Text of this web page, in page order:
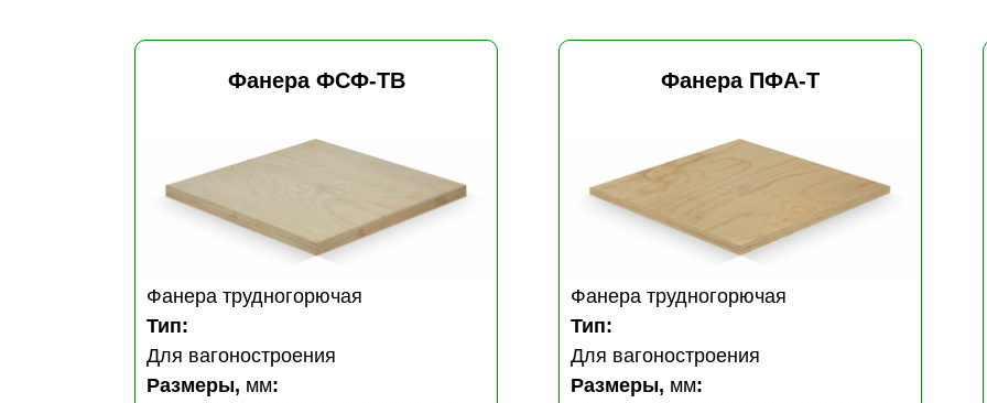
Фанера трудногорючая
Тип:
Для вагоностроения
Размеры, мм:
Фанера ФСФ-ТВ
Фанера трудногорючая
Тип:
Для вагоностроения
Размеры, мм:
Фанера ПФА-Т